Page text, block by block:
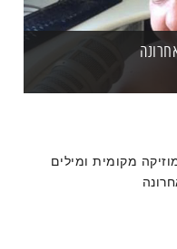
מקומית ומילים